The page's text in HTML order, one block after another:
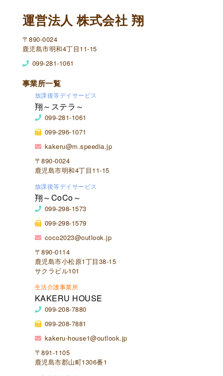
運営法人 株式会社 翔
〒890-0024
鹿児島市明和4丁目11-15
099-281-1061
事業所一覧
放課後等デイサービス
翔～ステラ～
099-281-1061
099-296-1071
kakeru@m.speedia.jp
〒890-0024
鹿児島市明和4丁目11-15
放課後等デイサービス
翔～CoCo～
099-298-1573
099-298-1579
coco2023@outlook.jp
〒890-0114
鹿児島市小松原1丁目38-15
サクラビル101
生活介護事業所
KAKERU HOUSE
099-208-7880
099-208-7881
kakeru-house1@outlook.jp
〒891-1105
鹿児島市郡山町1306番1